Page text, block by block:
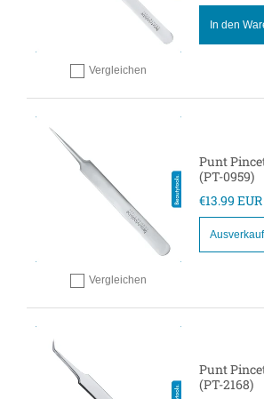
Hinzufügen zum vergleichen
Vergleichen
In den
Hinzufügen zum vergleichen
Vergleichen
Punt
(PT-0959)
€13.99 EUR
Punt
(PT-2168)